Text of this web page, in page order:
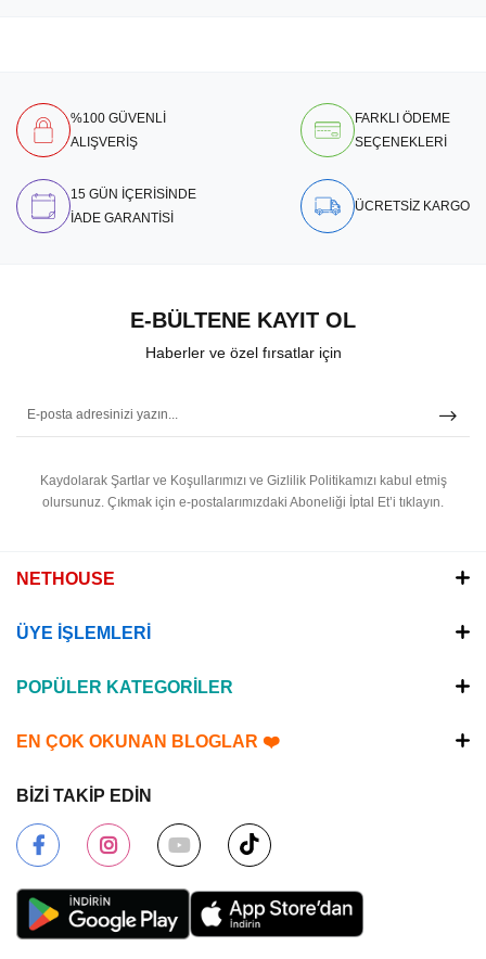
%100 GÜVENLİ
ALIŞVERİŞ
FARKLI ÖDEME
SEÇENEKLERİ
15 GÜN İÇERİSİNDE
İADE GARANTİSİ
ÜCRETSİZ KARGO
E-BÜLTENE KAYIT OL
Haberler ve özel fırsatlar için
Kaydolarak Şartlar ve Koşullarımızı ve Gizlilik Politikamızı kabul etmiş
olursunuz. Çıkmak için e-postalarımızdaki Aboneliği İptal Et’i tıklayın.
NETHOUSE
ÜYE İŞLEMLERİ
POPÜLER KATEGORİLER
EN ÇOK OKUNAN BLOGLAR ❤️
BİZİ TAKİP EDİN